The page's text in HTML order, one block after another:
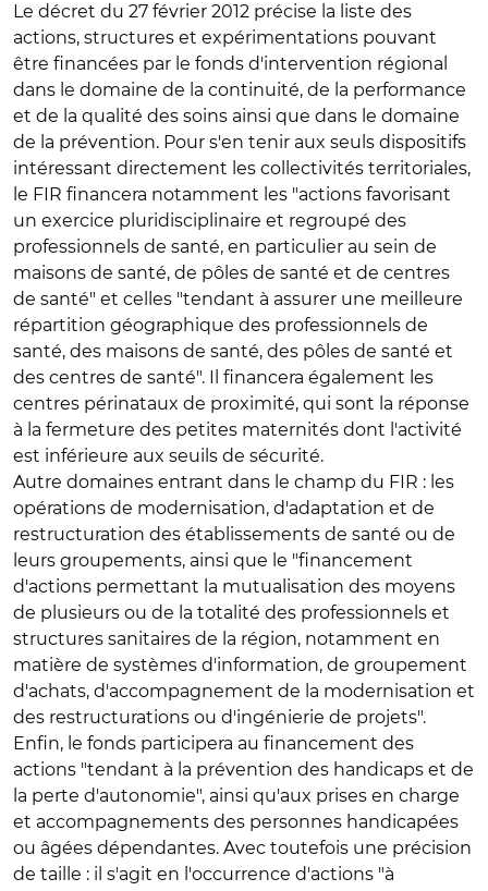
Le décret du 27 février 2012 précise la liste des
actions, structures et expérimentations pouvant
être financées par le fonds d'intervention régional
dans le domaine de la continuité, de la performance
et de la qualité des soins ainsi que dans le domaine
de la prévention. Pour s'en tenir aux seuls dispositifs
intéressant directement les collectivités territoriales,
le FIR financera notamment les "actions favorisant
un exercice pluridisciplinaire et regroupé des
professionnels de santé, en particulier au sein de
maisons de santé, de pôles de santé et de centres
de santé" et celles "tendant à assurer une meilleure
répartition géographique des professionnels de
santé, des maisons de santé, des pôles de santé et
des centres de santé". Il financera également les
centres périnataux de proximité, qui sont la réponse
à la fermeture des petites maternités dont l'activité
est inférieure aux seuils de sécurité.
Autre domaines entrant dans le champ du FIR : les
opérations de modernisation, d'adaptation et de
restructuration des établissements de santé ou de
leurs groupements, ainsi que le "financement
d'actions permettant la mutualisation des moyens
de plusieurs ou de la totalité des professionnels et
structures sanitaires de la région, notamment en
matière de systèmes d'information, de groupement
d'achats, d'accompagnement de la modernisation et
des restructurations ou d'ingénierie de projets".
Enfin, le fonds participera au financement des
actions "tendant à la prévention des handicaps et de
la perte d'autonomie", ainsi qu'aux prises en charge
et accompagnements des personnes handicapées
ou âgées dépendantes. Avec toutefois une précision
de taille : il s'agit en l'occurrence d'actions "à